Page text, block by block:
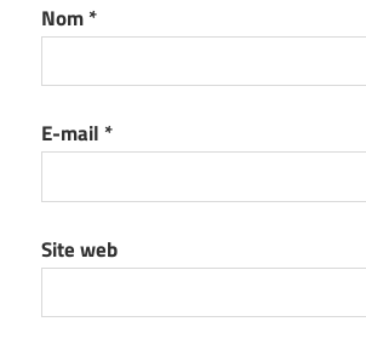
Nom*
E-mail *
Site web